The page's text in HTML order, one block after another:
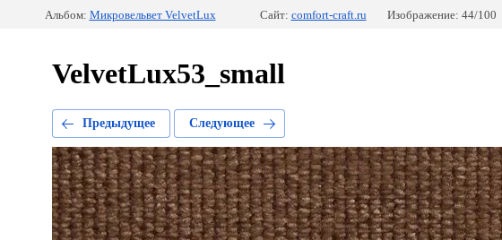
Альбом: Микровельвет VelvetLux Сайт: comfort-craft.ru Изображение: 44/100
VelvetLux53_small
Предыдущее Следующее